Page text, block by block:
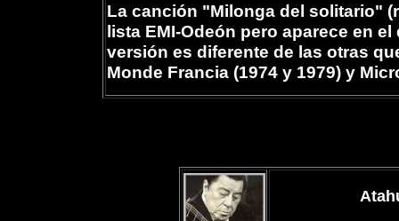
La canción "Milonga del solitario"
lista EMI-Odeón pero aparece en
versión es diferente de las otras
Monde Francia (1974 y 1979) y